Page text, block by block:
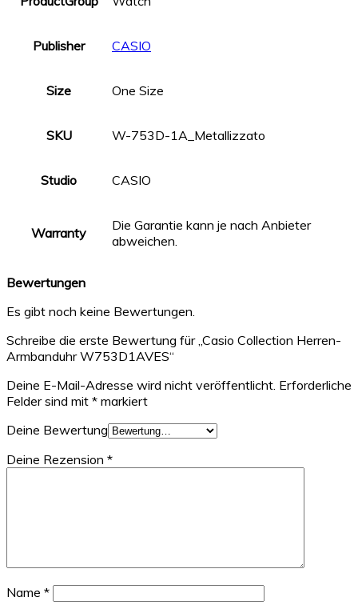
Publisher CASIO
Size One Size
SKU W-753D-1A_Metallizzato
Studio CASIO
Warranty
Die Garantie kann je nach Anbieter
abweichen.
Bewertungen
Es gibt noch keine Bewertungen.
Schreibe die erste Bewertung für „Casio Collection Herren-
Armbanduhr W753D1AVES“
Deine E-Mail-Adresse wird nicht veröffentlicht. Erforderliche
Felder sind mit * markiert
Deine Bewertung
Deine Rezension *
Name *